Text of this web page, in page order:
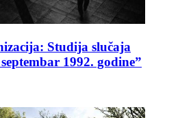
Studija slučaja
1992. godine”